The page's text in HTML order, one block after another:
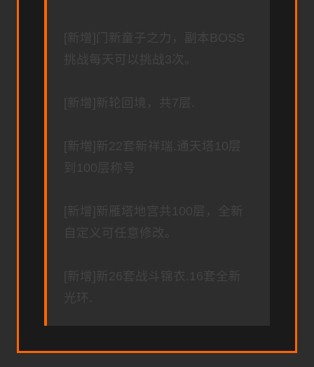
[新增]门新童子之力，副本BOSS
挑战每天可以挑战3次。
[新增]新轮回境，共7层.
[新増]新22套新祥瑞.通天塔10层
到100层称号
[新增]新雁塔地宫共100层，全新
自定义可任意修改。
[新增]新26套战斗锦衣.16套全新
光环.